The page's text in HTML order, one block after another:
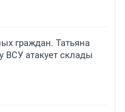
граждан. Татьяна
ВСУ атакует склады